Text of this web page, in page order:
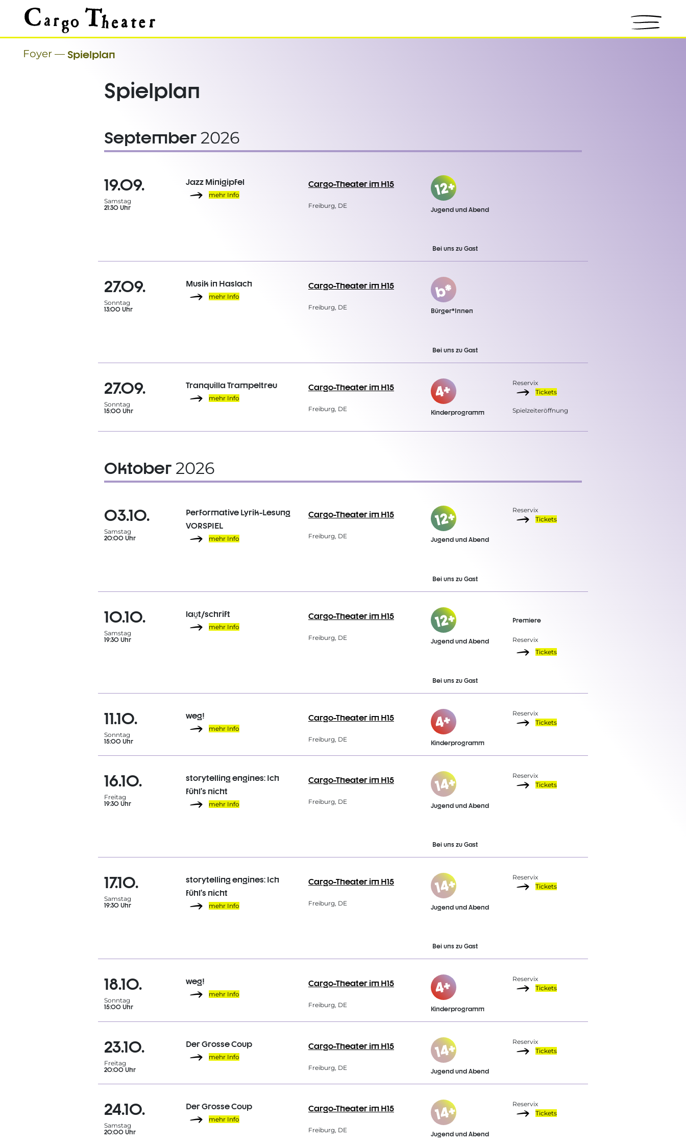
Foyer — Spielplan
Spielplan
September 2026
19.09.
Samstag
21:30 Uhr
Jazz Minigipfel
mehr Info
Cargo-Theater im H15
Freiburg, DE Jugend und Abend
Bei uns zu Gast
27.09.
Sonntag
13:00 Uhr
Musik in Haslach
mehr Info
Cargo-Theater im H15
Freiburg, DE Bürger*Innen
Bei uns zu Gast
27.09.
Sonntag
15:00 Uhr
Tranquilla Trampeltreu
mehr Info
Cargo-Theater im H15
Freiburg, DE Kinderprogramm
Reservix
Tickets
Spielzeiteröffnung
Oktober 2026
03.10.
Samstag
20:00 Uhr
Performative Lyrik-Lesung
VORSPIEL
mehr Info
Cargo-Theater im H15
Freiburg, DE Jugend und Abend
Bei uns zu Gast
Reservix
Tickets
10.10.
Samstag
19:30 Uhr
laʊ̯t/schrift
mehr Info
Cargo-Theater im H15
Freiburg, DE Jugend und Abend
Bei uns zu Gast
Premiere
Reservix
Tickets
11.10.
Sonntag
15:00 Uhr
weg!
mehr Info
Cargo-Theater im H15
Freiburg, DE Kinderprogramm
Reservix
Tickets
16.10.
Freitag
19:30 Uhr
storytelling engines: Ich
fühl’s nicht
mehr Info
Cargo-Theater im H15
Freiburg, DE Jugend und Abend
Bei uns zu Gast
Reservix
Tickets
17.10.
Samstag
19:30 Uhr
storytelling engines: Ich
fühl’s nicht
mehr Info
Cargo-Theater im H15
Freiburg, DE Jugend und Abend
Bei uns zu Gast
Reservix
Tickets
18.10.
Sonntag
15:00 Uhr
weg!
mehr Info
Cargo-Theater im H15
Freiburg, DE Kinderprogramm
Reservix
Tickets
23.10.
Freitag
20:00 Uhr
Der Grosse Coup
mehr Info
Cargo-Theater im H15
Freiburg, DE Jugend und Abend
Reservix
Tickets
24.10.
Samstag
20:00 Uhr
Der Grosse Coup
mehr Info
Cargo-Theater im H15
Freiburg, DE Jugend und Abend
Reservix
Tickets